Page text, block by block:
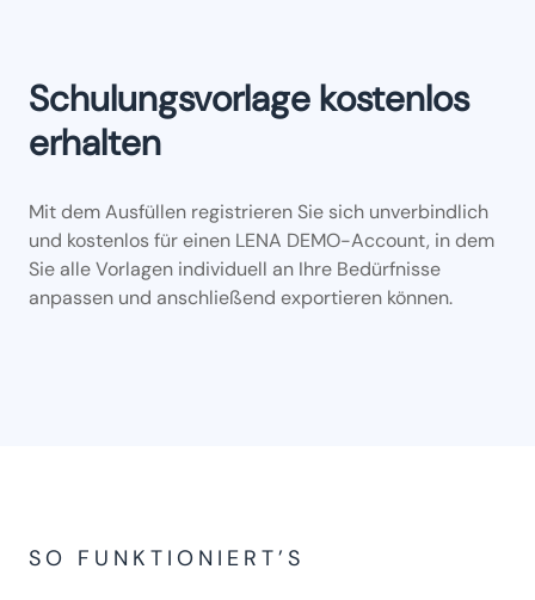
Schulungsvorlage kostenlos
erhalten
Mit dem Ausfüllen registrieren Sie sich unverbindlich
und kostenlos für einen LENA DEMO-Account, in dem
Sie alle Vorlagen individuell an Ihre Bedürfnisse
anpassen und anschließend exportieren können.
SO FUNKTIONIERT’S